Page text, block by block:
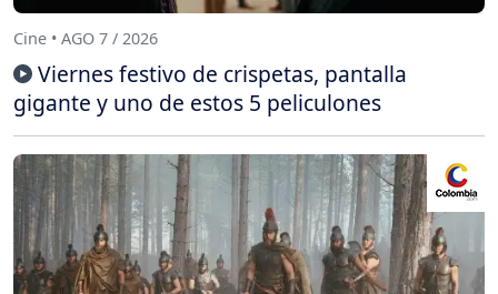
Cine • AGO 7 / 2026
Viernes festivo de crispetas, pantalla
gigante y uno de estos 5 peliculones